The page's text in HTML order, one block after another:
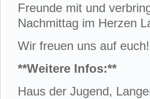
Freunde mit und
Nachmittag im Herzen
Wir freuen uns auf euch!
**Weitere Infos:**
Haus der Jugend,